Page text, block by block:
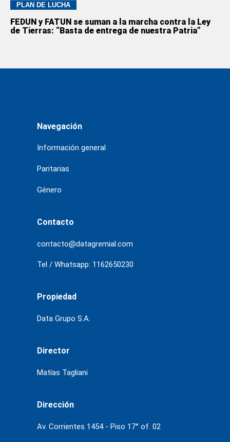
PLAN DE LUCHA
FEDUN y FATUN se suman a la marcha contra la Ley
de Tierras: “Basta de entrega de nuestra Patria”
Navegación
Información general
Paritarias
Género
Contacto
contacto@datagremial.com
Tel / Whatsapp: 1162650230
Propiedad
Data Grupo S.A.
Director
Matías Tagliani
Dirección
Av. Corrientes 1454 - Piso 17° of. 02